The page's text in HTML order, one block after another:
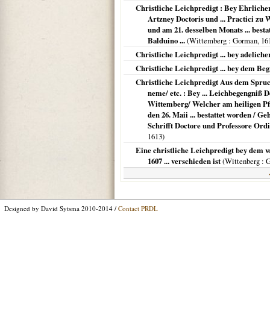
Christliche Leichpredigt : Bey
Artzney Doctoris und ... Practici zu
und am 21. desselben Monats ...
Balduino ...(Wittemberg : Gorman,
Christliche Leichpredigt ... bey
Christliche Leichpredigt ... bey dem
Christliche Leichpredigt Aus dem
neme/ etc. : Bey ... Leichbegengniß
Wittemberg/ Welcher am heiligen
den 26. Maii ... bestattet worden /
Schrifft Doctore und Professore
1613)
Eine christliche Leichpredigt bey dem
1607 ... verschieden ist(Wittenberg :
Designed by David Sytsma 2010-2014 / Contact PRDL